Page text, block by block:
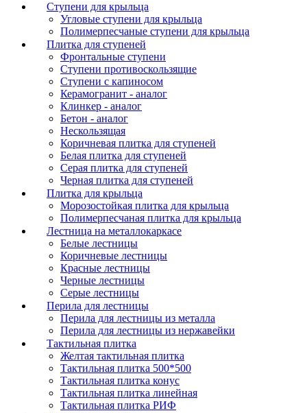
Ступени для крыльца
Угловые ступени для крыльца
Полимерпесчаные ступени для крыльца
Плитка для ступеней
Фронтальные ступени
Ступени противоскользящие
Ступени с капиносом
Керамогранит - аналог
Клинкер - аналог
Бетон - аналог
Нескользящая
Коричневая плитка для ступеней
Белая плитка для ступеней
Серая плитка для ступеней
Черная плитка для ступеней
Плитка для крыльца
Морозостойкая плитка для крыльца
Полимерпесчаная плитка для крыльца
Лестница на металлокаркасе
Белые лестницы
Коричневые лестницы
Красные лестницы
Черные лестницы
Серые лестницы
Перила для лестницы
Перила для лестницы из металла
Перила для лестницы из нержавейки
Тактильная плитка
Желтая тактильная плитка
Тактильная плитка 500*500
Тактильная плитка конус
Тактильная плитка линейная
Тактильная плитка РИФ